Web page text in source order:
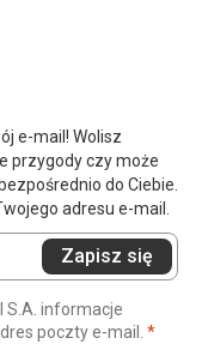
e-mail! Wolisz
przygody czy może
do Ciebie.
adresu e-mail.
Zapisz się
S.A. informacje
poczty e-mail. *